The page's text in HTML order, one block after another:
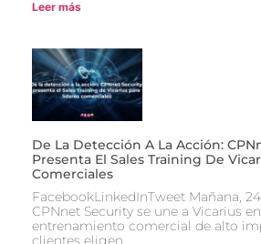
Leer más
De La Detección A La Acción:
Presenta El Sales Training De
Comerciales
FacebookLinkedInTweet Mañana,
CPNnet Security se une a Vicarius
entrenamiento comercial de alto
clientes eligen